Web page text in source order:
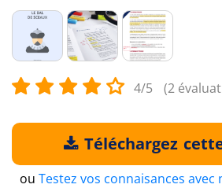
4/5 (2
Téléchargez
ou Testez vos connaisances avec